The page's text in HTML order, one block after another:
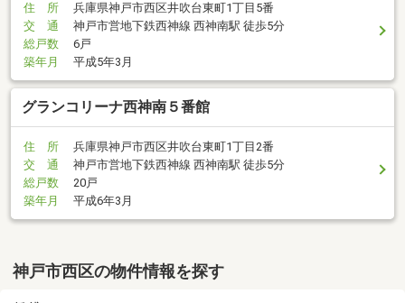
住 所
兵庫県神戸市西区井吹台東町1丁目5番
交 通
神戸市営地下鉄西神線 西神南駅 徒歩5分
総戸数
6戸
築年月
平成5年3月
グランコリーナ西神南５番館
住 所
兵庫県神戸市西区井吹台東町1丁目2番
交 通
神戸市営地下鉄西神線 西神南駅 徒歩5分
総戸数
20戸
築年月
平成6年3月
神戸市西区の物件情報を探す